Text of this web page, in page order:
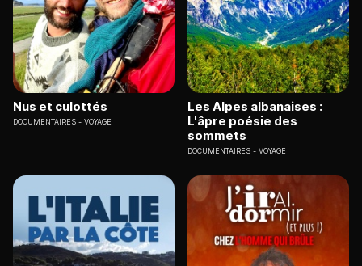
Nus et culottés
DOCUMENTAIRES VOYAGE
Les Alpes albanaises :
L'âpre poésie des
sommets
DOCUMENTAIRES VOYAGE